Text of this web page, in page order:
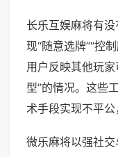
长乐互娱麻将有
现“随意选牌”“控
用户反映其他玩家
型”的情况。这些
术手段实现不平公
微乐麻将以强社